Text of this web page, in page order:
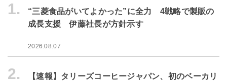
1.
“三菱食品がいてよかった”に全力 4戦略で製販の
成長支援 伊藤社長が方針示す
2026.08.07
2.
【速報】タリーズコーヒージャパン、初のベーカリ